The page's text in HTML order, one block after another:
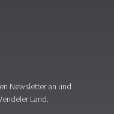
Newsletter an und
Land.